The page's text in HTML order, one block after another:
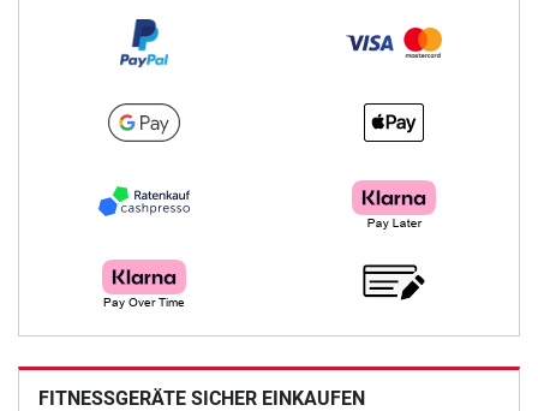
FITNESSGERÄTE SICHER EINKAUFEN